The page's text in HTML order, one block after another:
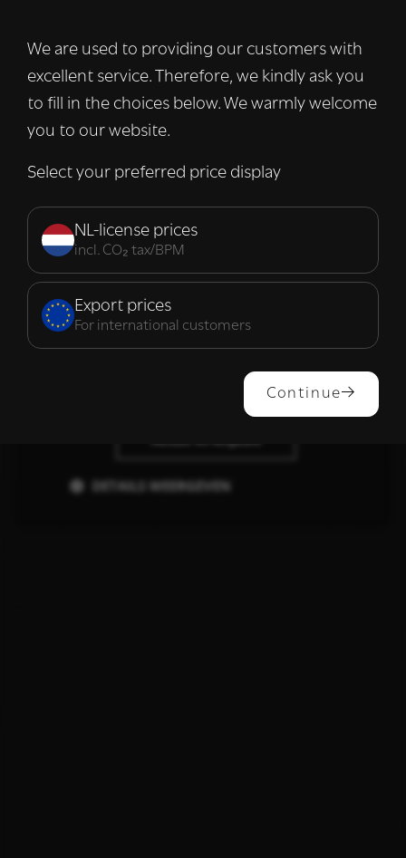
We are used to providing our customers with
excellent service. Therefore, we kindly ask you
to fill in the choices below. We warmly welcome
you to our website.
Select your preferred price display
NL-license prices
incl. CO₂ tax/BPM
Export prices
For international customers
Continue
informatie over uw gebruik van onze site
met onze advertentie- en analysepartners,
die deze kunnen combineren met andere
informatie die u aan hen heeft verstrekt of
van hun diensten. Lees verder
Strikt
noodzakelijk
Prestatie Targeting
ALLES ACCEPTEREN
DETAILS WEERGEVEN